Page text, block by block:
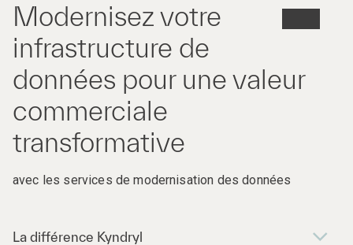
Modernisez votre
infrastructure de
données pour une valeur
commerciale
transformative
avec les services de modernisation des données
La différence Kyndryl